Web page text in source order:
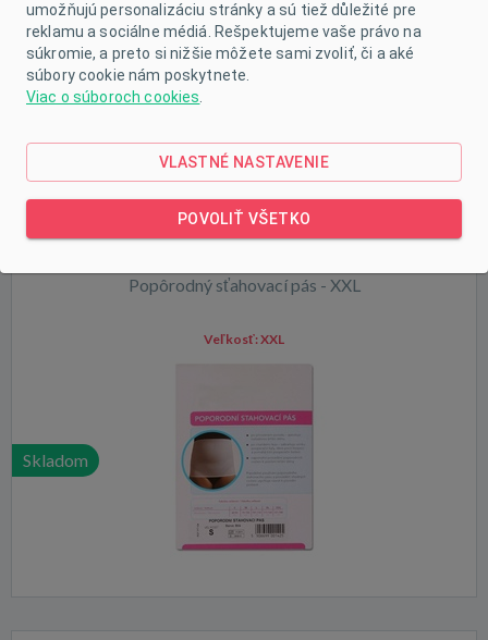
K produktu
odporúčame
prikúpiť
Popôrodný sťahovací pás - XXL
Skladom
Veľkosť:XXL
umožňujú personalizáciu stránky a sú tiež důležité pre
reklamu a sociálne médiá. Rešpektujeme vaše právo na
súkromie, a preto si nižšie môžete sami zvoliť, či a aké
súbory cookie nám poskytnete.
Viac o súboroch cookies
VLASTNÉ NASTAVENIE
POVOLIŤ VŠETKO